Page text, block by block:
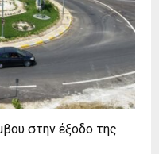
στην έξοδο της